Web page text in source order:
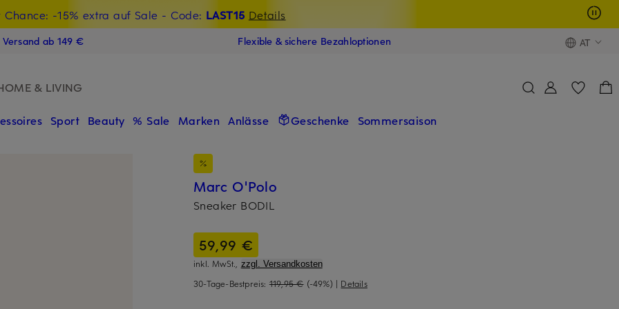
Chance: -15% extra auf Sale - Code: LAST15 Details
Willkommensgutschein mit Beyond sichern
ab 149 € Flexible & sichere Bezahloptionen AT
& LIVING
Sport Beauty % Sale Marken Anlässe Geschenke Sommersaison
Marc O'Polo
Sneaker BODIL
59,99 €
inkl. MwSt., zzgl. Versandkosten
30-Tage-Bestpreis: 119,95 € (-49%) | Details